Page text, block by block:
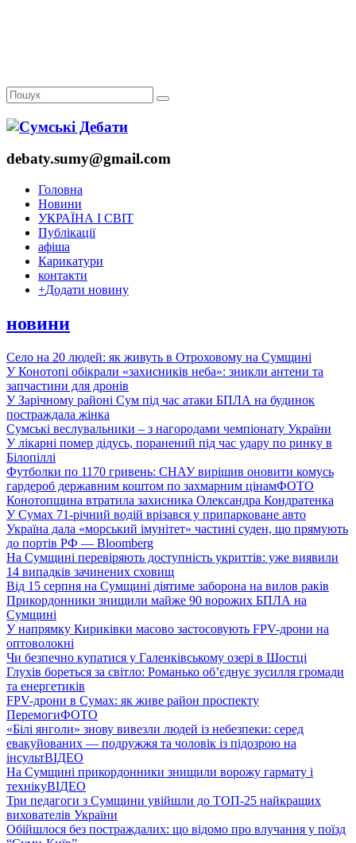
debaty.sumy@gmail.com
Головна
Новини
УКРАЇНА І СВІТ
Публікації
афіша
Карикатури
контакти
+Додати новину
новини
Село на 20 людей: як живуть в Отроховому на Сумщині
У Конотопі обікрали «захисників неба»: зникли антени та
запчастини для дронів
У Зарічному районі Сум під час атаки БПЛА на будинок
постраждала жінка
Сумські веслувальники – з нагородами чемпіонату України
У лікарні помер дідусь, поранений під час удару по ринку в
Білопіллі
Футболки по 1170 гривень: СНАУ вирішив оновити комусь
гардероб державним коштом по захмарним цінамФОТО
Конотопщина втратила захисника Олександра Кондратенка
У Сумах 71-річний водій врізався у припарковане авто
Україна дала «морський імунітет» частині суден, що прямують
до портів РФ — Bloomberg
На Сумщині перевіряють доступність укриттів: уже виявили
14 випадків зачинених сховищ
Від 15 серпня на Сумщині діятиме заборона на вилов раків
Прикордонники знищили майже 90 ворожих БПЛА на
Сумщині
У напрямку Кириківки масово застосовують FPV-дрони на
оптоволокні
Чи безпечно купатися у Галенківському озері в Шостці
Глухів бореться за світло: Романько об’єднує зусилля громади
та енергетиків
FPV-дрони в Сумах: як живе район проспекту
ПеремогиФОТО
«Білі янголи» знову вивезли людей із небезпеки: серед
евакуйованих — подружжя та чоловік із підозрою на
інсультВІДЕО
На Сумщині прикордонники знищили ворожу гармату і
технікуВІДЕО
Три педагоги з Сумщини увійшли до ТОП-25 найкращих
вихователів України
Обійшлося без постраждалих: що відомо про влучання у поїзд